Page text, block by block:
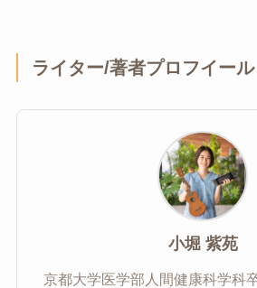
ライター/著者プロフイール
小堀 紫苑
京都大学医学部人間健康科学科